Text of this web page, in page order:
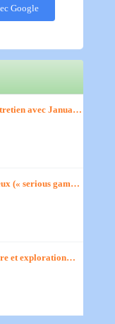
Google
avec January,
(« serious games
et exploration